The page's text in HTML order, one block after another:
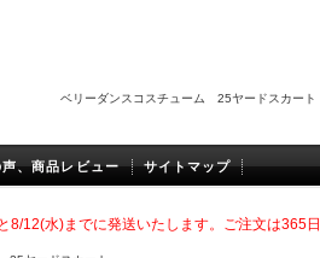
ベリーダンスコスチューム 25ヤードスカート
、商品レビュー サイトマップ
8/12(水)までに発送いたします。 ご注文は365